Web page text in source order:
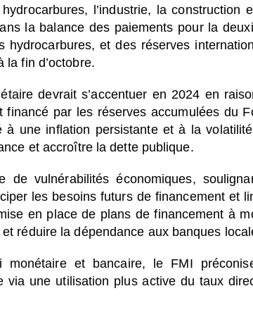
l’industrie, la construction
la balance des paiements pour la
et des réserves
la fin d’octobre.
devrait s’accentuer en 2024 en
par les réserves accumulées du
une inflation persistante et à la
et accroître la dette publique.
de vulnérabilités économiques,
les besoins futurs de financement et
en place de plans de financement à
réduire la dépendance aux banques
et bancaire, le FMI
via une utilisation plus active du taux